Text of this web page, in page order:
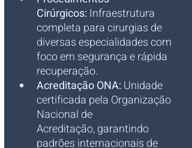
Cirúrgicos: Infraestrutura
completa para cirurgias de
diversas especialidades com
foco em segurança e rápida
recuperação.
Acreditação ONA: Unidade
certificada pela Organização
Nacional de
Acreditação, garantindo
padrões internacionais de